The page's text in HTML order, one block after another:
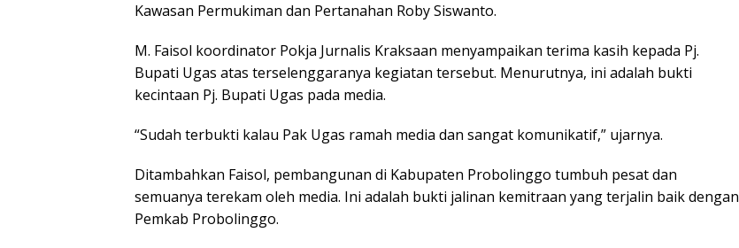
Kawasan Permukiman dan Pertanahan Roby Siswanto.
M. Faisol koordinator Pokja Jurnalis Kraksaan menyampaikan terima kasih kepada Pj.
Bupati Ugas atas terselenggaranya kegiatan tersebut. Menurutnya, ini adalah bukti
kecintaan Pj. Bupati Ugas pada media.
“Sudah terbukti kalau Pak Ugas ramah media dan sangat komunikatif,” ujarnya.
Ditambahkan Faisol, pembangunan di Kabupaten Probolinggo tumbuh pesat dan
semuanya terekam oleh media. Ini adalah bukti jalinan kemitraan yang terjalin baik dengan
Pemkab Probolinggo.